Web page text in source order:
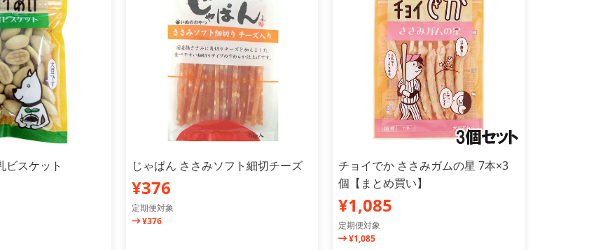
ビスケット じゃぱん ささみソフト細切チーズ
¥376
定期便対象
¥376
チョイでか ささみガムの星 7本×3
個【まとめ買い】
¥1,085
定期便対象
¥1,085